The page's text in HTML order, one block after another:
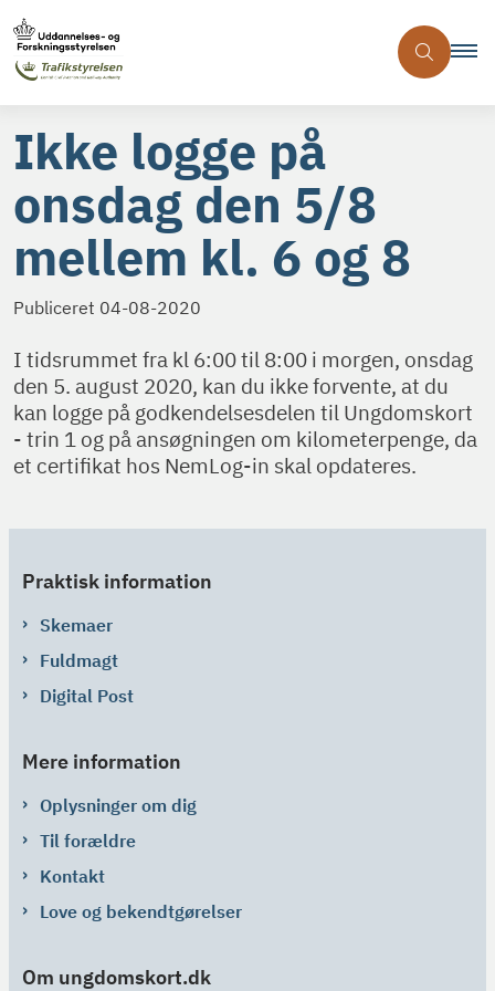
Ikke logge på
onsdag den 5/8
mellem kl. 6 og 8
Publiceret 04-08-2020
I tidsrummet fra kl 6:00 til 8:00 i morgen, onsdag
den 5. august 2020, kan du ikke forvente, at du
kan logge på godkendelsesdelen til Ungdomskort
- trin 1 og på ansøgningen om kilometerpenge, da
et certifikat hos NemLog-in skal opdateres.
Praktisk information
Skemaer
Fuldmagt
Digital Post
Mere information
Oplysninger om dig
Til forældre
Kontakt
Love og bekendtgørelser
Om ungdomskort.dk